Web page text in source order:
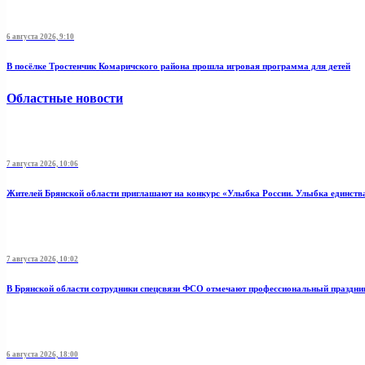
6 августа 2026, 9:10
В посёлке Тростенчик Комаричского района прошла игровая программа для детей
Областные новости
7 августа 2026, 10:06
Жителей Брянской области приглашают на конкурс «Улыбка России. Улыбка
7 августа 2026, 10:02
В Брянской области сотрудники спецсвязи ФСО отмечают профессиональный
6 августа 2026, 18:00